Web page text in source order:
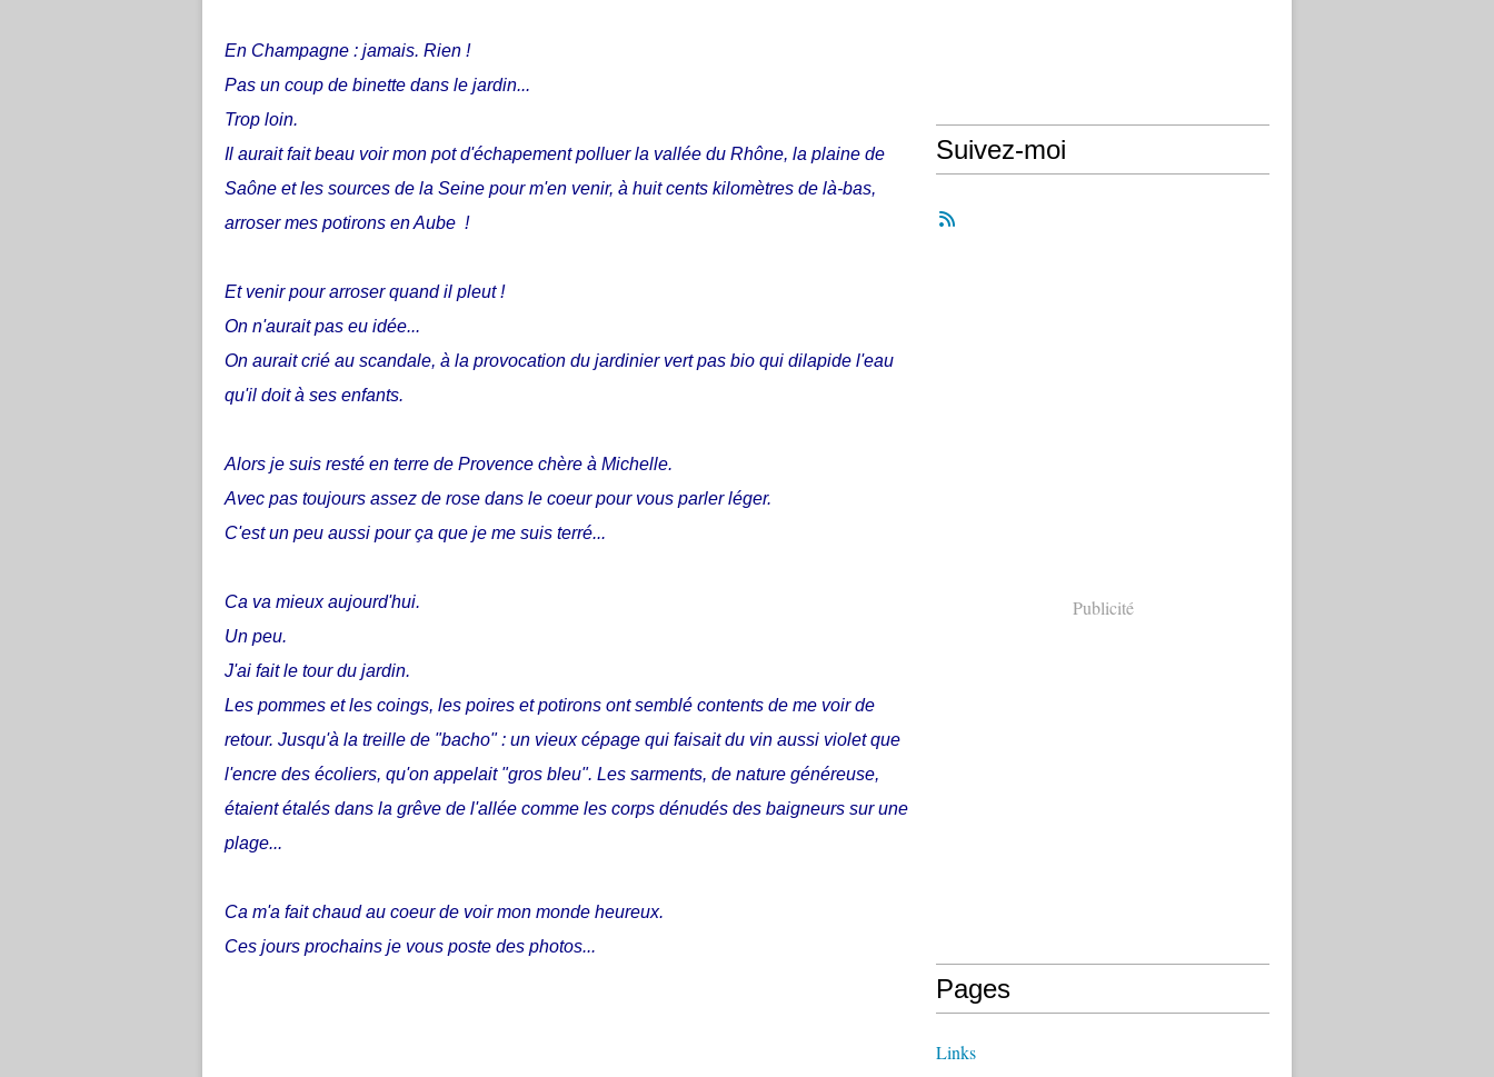
En Champagne : jamais. Rien !
Pas un coup de binette dans le jardin...
Trop loin.
Il aurait fait beau voir mon pot d'échapement polluer la vallée du Rhône, la plaine de
Saône et les sources de la Seine pour m'en venir, à huit cents kilomètres de là-bas,
arroser mes potirons en Aube !
Et venir pour arroser quand il pleut !
On n'aurait pas eu idée...
On aurait crié au scandale, à la provocation du jardinier vert pas bio qui dilapide l'eau
qu'il doit à ses enfants.
Alors je suis resté en terre de Provence chère à Michelle.
Avec pas toujours assez de rose dans le coeur pour vous parler léger.
C'est un peu aussi pour ça que je me suis terré...
Ca va mieux aujourd'hui.
Un peu.
J'ai fait le tour du jardin.
Les pommes et les coings, les poires et potirons ont semblé contents de me voir de
retour. Jusqu'à la treille de "bacho" : un vieux cépage qui faisait du vin aussi violet que
l'encre des écoliers, qu'on appelait "gros bleu". Les sarments, de nature généreuse,
étaient étalés dans la grêve de l'allée comme les corps dénudés des baigneurs sur une
plage...
Ca m'a fait chaud au coeur de voir mon monde heureux.
Ces jours prochains je vous poste des photos...
Suivez-moi
Publicité
Pages
Links